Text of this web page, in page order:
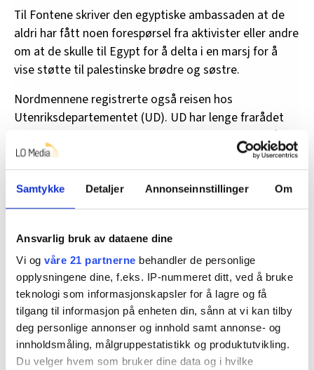
Samtykke Detaljer Annonseinnstillinger Om
Ansvarlig bruk av dataene dine
Vi og våre 21 partnerne behandler de personlige
opplysningene dine, f.eks. IP-nummeret ditt, ved å bruke
teknologi som informasjonskapsler for å lagre og få
tilgang til informasjon på enheten din, sånn at vi kan tilby
deg personlige annonser og innhold samt annonse- og
innholdsmåling, målgruppestatistikk og produktutvikling.
Du velger hvem som bruker dine data og i hvilke
Til Fontene skriver den egyptiske ambassaden at de
aldri har fått noen forespørsel fra aktivister eller andre
om at de skulle til Egypt for å delta i en marsj for å
vise støtte til palestinske brødre og søstre.
Nordmennene registrerte også reisen hos
Utenriksdepartementet (UD). UD har lenge frarådet
alle reiser til Nord-Sinai, det egyptiske grenseområdet
mot Israel. Men aktivistenes plan var å reise akkurat
hit.
tydelig tillatelse til.
Huthayfa hjelper folk i deres vanskeligste øyeblikk:
Nå er han selv i krise
Innskjerpet reiseråd
Egypts ambassade i Norge bekrefter i en e-post til